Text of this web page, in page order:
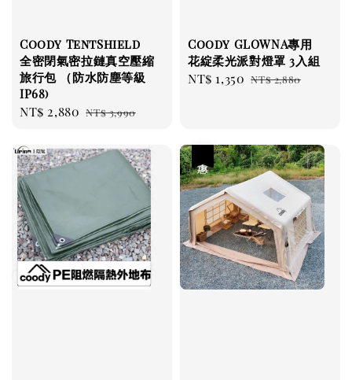
Coody TentShield
全密閉氣密拉鏈真空壓縮
旅行包 （防水防塵等級
IP68)
Sale
NT$ 2,880 Regular
NT$ 3,990
Coody GLOWNA專用
花綻柔光派對燈罩 3入組
Sale
NT$ 1,350 Regular
NT$ 2,880